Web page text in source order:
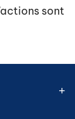
sont